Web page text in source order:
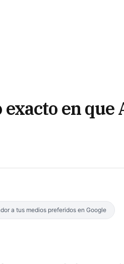
en que
a tus medios preferidos en Google